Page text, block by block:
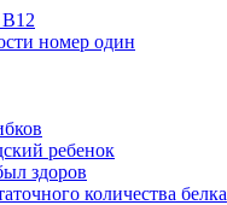
номер один
ребенок
здоров
количества белка